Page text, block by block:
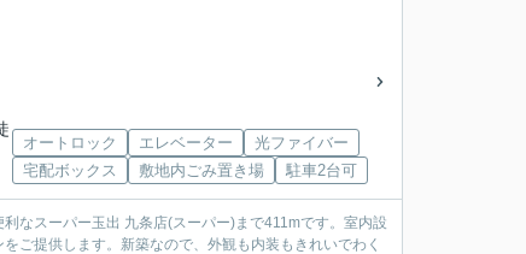
オートロック エレベーター
光ファイバー
宅配ボックス
敷地内ごみ置き場 駐車2台可
なスーパー玉出 九条店(スーパー)まで411mです。室内設
ご提供します。新築なので、外観も内装もきれいでわく